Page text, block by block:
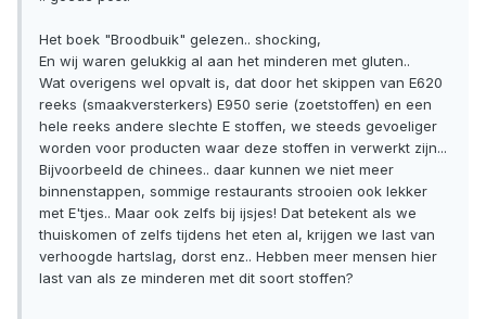
Het boek "Broodbuik" gelezen.. shocking,
En wij waren gelukkig al aan het minderen met gluten..
Wat overigens wel opvalt is, dat door het skippen van E620
reeks (smaakversterkers) E950 serie (zoetstoffen) en een
hele reeks andere slechte E stoffen, we steeds gevoeliger
worden voor producten waar deze stoffen in verwerkt zijn...
Bijvoorbeeld de chinees.. daar kunnen we niet meer
binnenstappen, sommige restaurants strooien ook lekker
met E'tjes.. Maar ook zelfs bij ijsjes! Dat betekent als we
thuiskomen of zelfs tijdens het eten al, krijgen we last van
verhoogde hartslag, dorst enz.. Hebben meer mensen hier
last van als ze minderen met dit soort stoffen?